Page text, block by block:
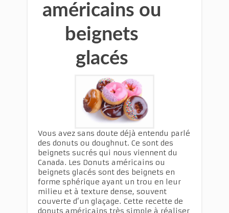
américains ou
beignets
glacés
Vous avez sans doute déjà entendu parlé
des donuts ou doughnut. Ce sont des
beignets sucrés qui nous viennent du
Canada. Les Donuts américains ou
beignets glacés sont des beignets en
forme sphérique ayant un trou en leur
milieu et à texture dense, souvent
couverte d’un glaçage. Cette recette de
donuts américains très simple à réaliser